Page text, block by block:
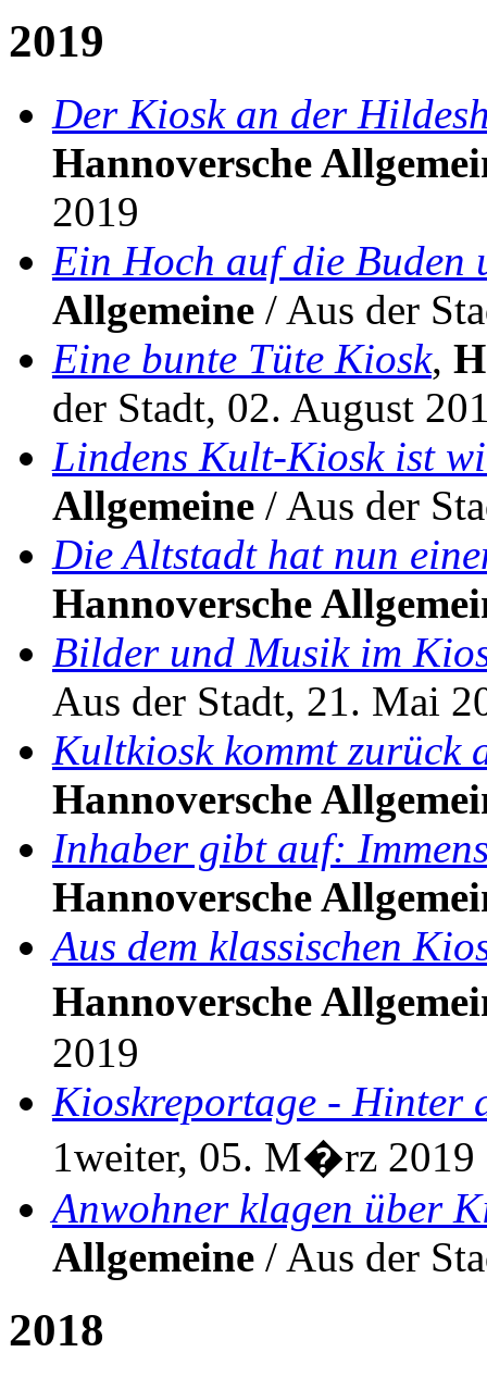
2019
Der Kiosk an der
Hannoversche
2019
Ein Hoch auf die Buden
Allgemeine / Aus der
Eine bunte Tüte Kiosk,
der Stadt, 02. August
Lindens Kult-Kiosk ist
Allgemeine / Aus der
Die Altstadt hat nun
Hannoversche
Bilder und Musik im
Aus der Stadt, 21. Mai
Kultkiosk kommt zurück
Hannoversche
Inhaber gibt auf:
Hannoversche
Aus dem klassischen
Hannoversche
2019
Kioskreportage - Hinter
1weiter, 05. M�rz 2019
Anwohner klagen über
Allgemeine / Aus der
2018